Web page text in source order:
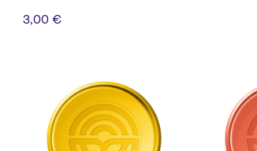
3,00 €